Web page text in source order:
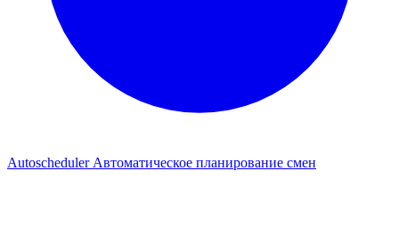
Autoscheduler Автоматическое планирование смен